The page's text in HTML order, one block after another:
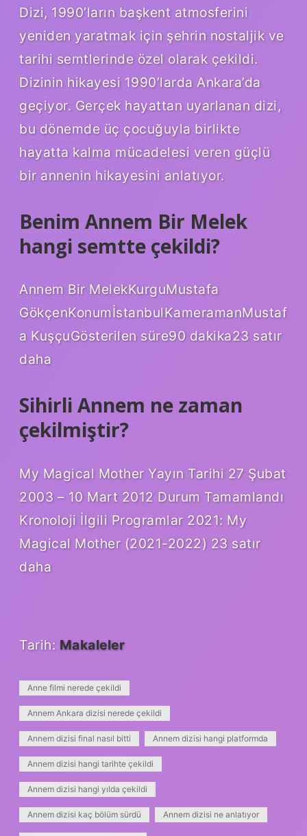
Dizi, 1990’ların başkent atmosferini
yeniden yaratmak için şehrin nostaljik ve
tarihi semtlerinde özel olarak çekildi.
Dizinin hikayesi 1990’larda Ankara’da
geçiyor. Gerçek hayattan uyarlanan dizi,
bu dönemde üç çocuğuyla birlikte
hayatta kalma mücadelesi veren güçlü
bir annenin hikayesini anlatıyor.
Benim Annem Bir Melek
hangi semtte çekildi?
Annem Bir MelekKurguMustafa
GökçenKonumİstanbulKameramanMustaf
a KuşçuGösterilen süre90 dakika23 satır
daha
Sihirli Annem ne zaman
çekilmiştir?
My Magical Mother Yayın Tarihi 27 Şubat
2003 – 10 Mart 2012 Durum Tamamlandı
Kronoloji İlgili Programlar 2021: My
Magical Mother (2021-2022) 23 satır
daha
Tarih: Makaleler
Anne filmi nerede çekildi
Annem Ankara dizisi nerede çekildi
Annem dizisi final nasıl bitti Annem dizisi hangi platformda
Annem dizisi hangi tarihte çekildi
Annem dizisi hangi yılda çekildi
Annem dizisi kaç bölüm sürdü Annem dizisi ne anlatıyor